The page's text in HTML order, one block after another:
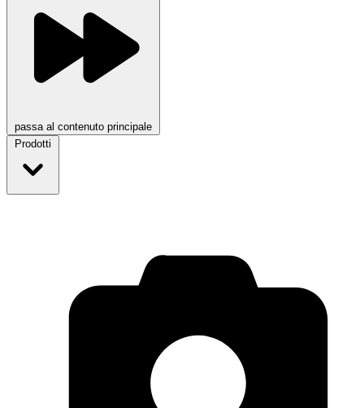
passa al contenuto principale
Prodotti